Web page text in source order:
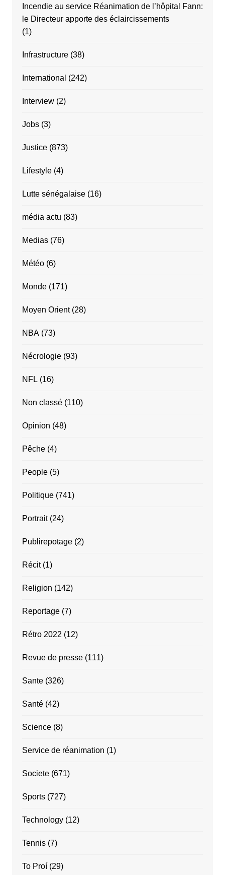
Incendie au service Réanimation de l’hôpital Fann:
le Directeur apporte des éclaircissements
(1)
Infrastructure(38)
International (242)
Interview(2)
Jobs(3)
Justice(873)
Lifestyle(4)
Lutte sénégalaise(16)
média actu (83)
Medias(76)
Météo(6)
Monde(171)
Moyen Orient(28)
NBA(73)
Nécrologie(93)
NFL (16)
Non classé(110)
Opinion (48)
Pêche(4)
People(5)
Politique(741)
Portrait(24)
Publirepotage(2)
Récit(1)
Religion (142)
Reportage(7)
Rétro 2022 (12)
Revue de presse(111)
Sante(326)
Santé(42)
Science(8)
Service de réanimation (1)
Societe(671)
Sports(727)
Technology(12)
Tennis(7)
To Proí(29)